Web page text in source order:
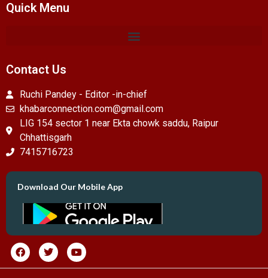
Quick Menu
Contact Us
Ruchi Pandey - Editor -in-chief
khabarconnection.com@gmail.com
LIG 154 sector 1 near Ekta chowk saddu, Raipur
Chhattisgarh
7415716723
Download Our Mobile App